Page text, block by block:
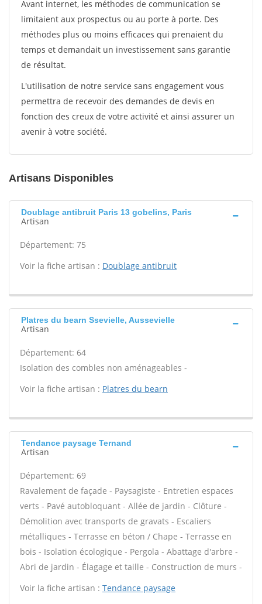
Avant internet, les méthodes de communication se
limitaient aux prospectus ou au porte à porte. Des
méthodes plus ou moins efficaces qui prenaient du
temps et demandait un investissement sans garantie
de résultat.
L'utilisation de notre service sans engagement vous
permettra de recevoir des demandes de devis en
fonction des creux de votre activité et ainsi assurer un
avenir à votre société.
Artisans Disponibles
Doublage antibruit Paris 13 gobelins, Paris
Artisan
Département: 75
Voir la fiche artisan : Doublage antibruit
Platres du bearn Ssevielle, Aussevielle
Artisan
Département: 64
Isolation des combles non aménageables -
Voir la fiche artisan : Platres du bearn
Tendance paysage Ternand
Artisan
Département: 69
Ravalement de façade - Paysagiste - Entretien espaces
verts - Pavé autobloquant - Allée de jardin - Clôture -
Démolition avec transports de gravats - Escaliers
métalliques - Terrasse en béton / Chape - Terrasse en
bois - Isolation écologique - Pergola - Abattage d'arbre -
Abri de jardin - Élagage et taille - Construction de murs -
Voir la fiche artisan : Tendance paysage